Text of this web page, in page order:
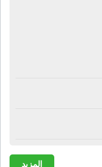
المزيد